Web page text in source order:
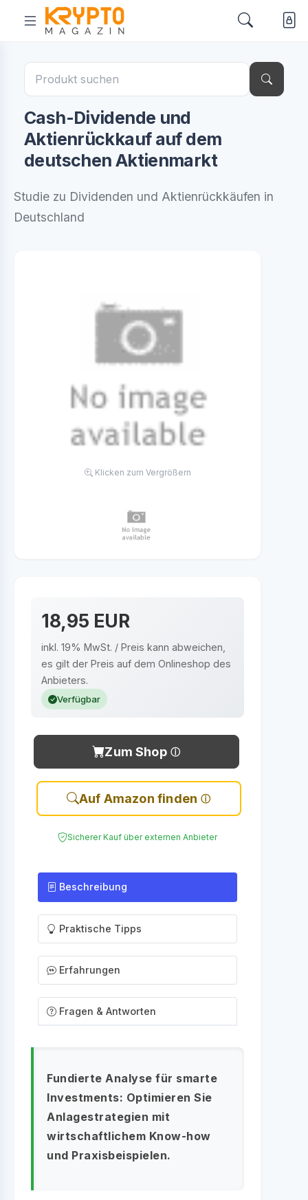
Cash-Dividende und
Aktienrückkauf auf dem
deutschen Aktienmarkt
Studie zu Dividenden und Aktienrückkäufen in
Deutschland
Klicken zum Vergrößern
18,95 EUR
inkl. 19% MwSt. / Preis kann abweichen,
es gilt der Preis auf dem Onlineshop des
Anbieters.
Verfügbar
Zum Shop
Auf Amazon finden
Sicherer Kauf über externen Anbieter
Beschreibung
Praktische Tipps
Erfahrungen
Fragen & Antworten
Fundierte Analyse für smarte
Investments: Optimieren Sie
Anlagestrategien mit
wirtschaftlichem Know-how
und Praxisbeispielen.